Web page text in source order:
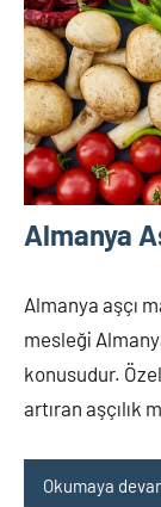
Almanya
Almanya aşçı
mesleği
konusudur.
artıran aşçılık
Okumaya